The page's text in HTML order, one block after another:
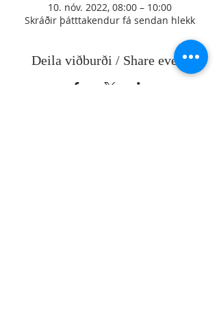
10. nóv. 2022, 08:00 – 10:00
Skráðir þátttakendur fá sendan hlekk
Deila viðburði / Share event